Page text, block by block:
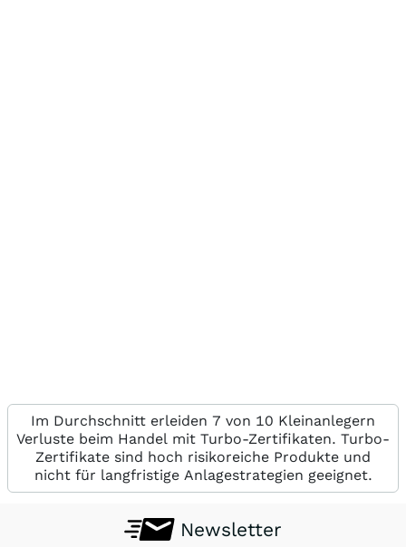
Im Durchschnitt erleiden 7 von 10 Kleinanlegern
Verluste beim Handel mit Turbo-Zertifikaten. Turbo-
Zertifikate sind hoch risikoreiche Produkte und
nicht für langfristige Anlagestrategien geeignet.
Newsletter